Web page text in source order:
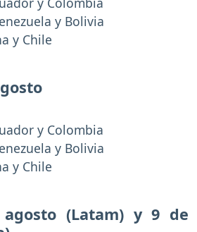
y Bolivia
y Chile
y Colombia
y Bolivia
y Chile
(Latam) y 9 de